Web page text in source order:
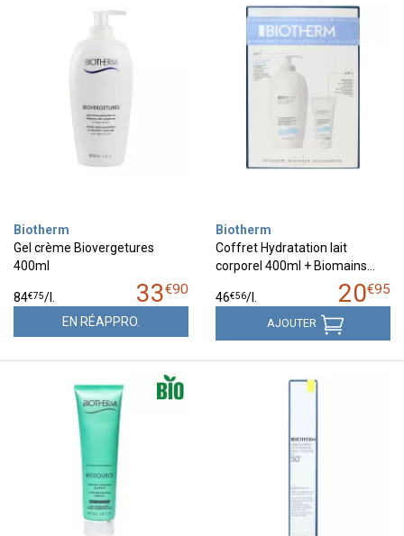
Biotherm
Gel crème Biovergetures
400ml
33€90
84€75/
EN RÉAPPRO.
Biotherm
Coffret Hydratation lait
corporel 400ml + Biomains…
20€95
46€56/
AJOUTER